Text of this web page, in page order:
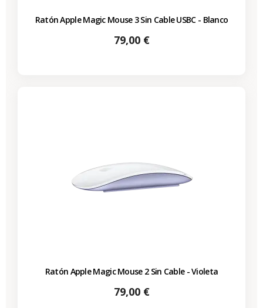
Ratón Apple Magic Mouse 3 Sin Cable USBC - Blanco
Precio
79,00 €
Ratón Apple Magic Mouse 2 Sin Cable - Violeta
Precio
79,00 €